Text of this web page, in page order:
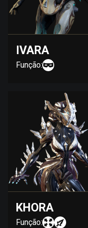
IVARA
Função:
KHORA
Função: